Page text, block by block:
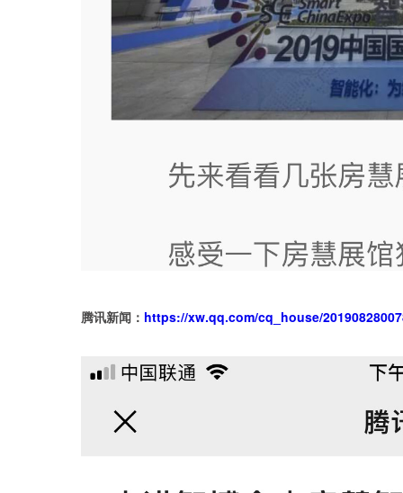
腾讯新闻： https://xw.qq.com/cq_house/